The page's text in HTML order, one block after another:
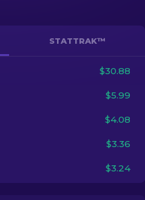
STATTRAK™
$30.88
$5.99
$4.08
$3.36
$3.24